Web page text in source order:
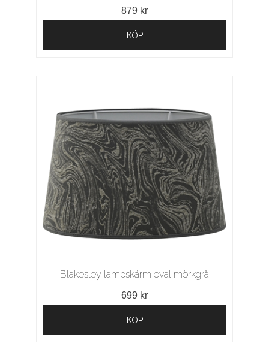
879 kr
KÖP
Blakesley lampskärm oval mörkgrå
699 kr
KÖP